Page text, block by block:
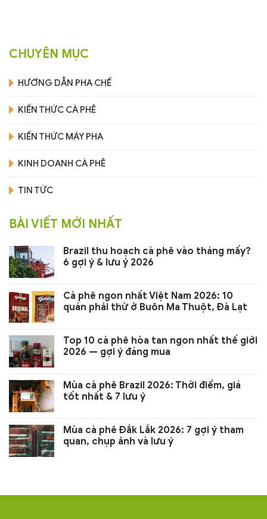
CHUYÊN MỤC
HƯỚNG DẪN PHA CHẾ
KIẾN THỨC CÀ PHÊ
KIẾN THỨC MÁY PHA
KINH DOANH CÀ PHÊ
TIN TỨC
BÀI VIẾT MỚI NHẤT
Brazil thu hoạch cà phê vào tháng mấy?
6 gợi ý & lưu ý 2026
Cà phê ngon nhất Việt Nam 2026: 10
quán phải thử ở Buôn Ma Thuột, Đà Lạt
Top 10 cà phê hòa tan ngon nhất thế giới
2026 — gợi ý đáng mua
Mùa cà phê Brazil 2026: Thời điểm, giá
tốt nhất & 7 lưu ý
Mùa cà phê Đắk Lắk 2026: 7 gợi ý tham
quan, chụp ảnh và lưu ý